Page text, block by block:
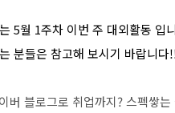
5월 1주차 이번 주 대외활동 입
분들은 참고해 보시기 바랍니다
버 블로그로 취업까지?스펙쌓는